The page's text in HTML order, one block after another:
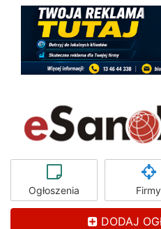
Ogłoszenia Firmy
DODAJ